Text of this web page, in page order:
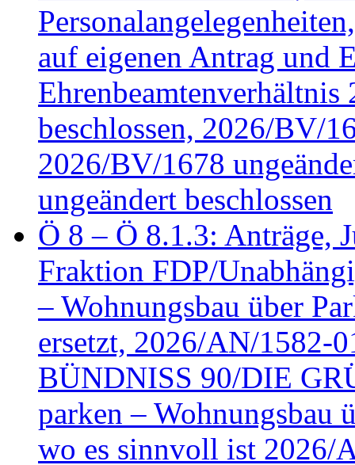
auf eigenen Antrag und
beschlossen, 2026/BV/
2026/BV/1678
ungeändert beschlossen
Ö 8 – Ö 8.1.3: Anträge,
Fraktion FDP/
– Wohnungsbau über
ersetzt, 2026/AN/1582-
BÜNDNISS 90/DIE
parken – Wohnungsbau
wo es sinnvoll ist 2026/